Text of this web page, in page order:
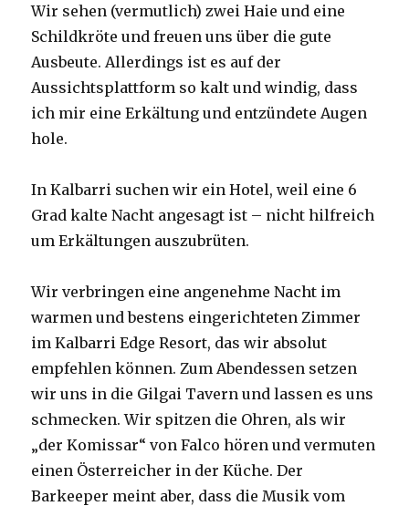
Wir sehen (vermutlich) zwei Haie und eine
Schildkröte und freuen uns über die gute
Ausbeute. Allerdings ist es auf der
Aussichtsplattform so kalt und windig, dass
ich mir eine Erkältung und entzündete Augen
hole.
In Kalbarri suchen wir ein Hotel, weil eine 6
Grad kalte Nacht angesagt ist – nicht hilfreich
um Erkältungen auszubrüten.
Wir verbringen eine angenehme Nacht im
warmen und bestens eingerichteten Zimmer
im Kalbarri Edge Resort, das wir absolut
empfehlen können. Zum Abendessen setzen
wir uns in die Gilgai Tavern und lassen es uns
schmecken. Wir spitzen die Ohren, als wir
„der Komissar“ von Falco hören und vermuten
einen Österreicher in der Küche. Der
Barkeeper meint aber, dass die Musik vom